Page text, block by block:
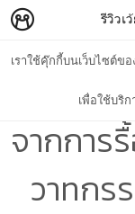
เราใช้คุ๊กกี้บนเว็บไซต์ข
เพื่อใช้บริก
รีวิวเ
สามทศ
จากการ
วาทกร